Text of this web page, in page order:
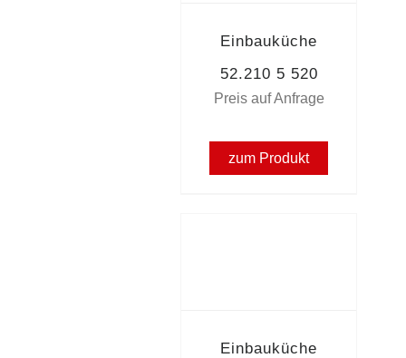
Einbauküche
52.210 5 520
Preis auf Anfrage
zum Produkt
Einbauküche